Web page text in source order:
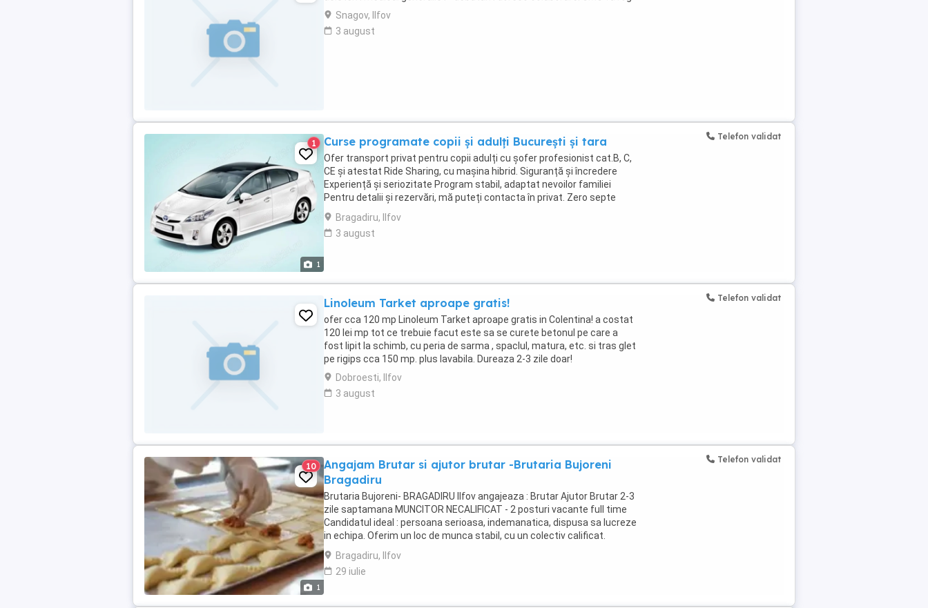
Snagov, Ilfov
3 august
1
1 Curse programate copii și adulți București și tara
Ofer transport privat pentru copii adulți cu șofer profesionist cat.B, C,
CE și atestat Ride Sharing, cu mașina hibrid. Siguranță și încredere
Experiență și seriozitate Program stabil, adaptat nevoilor familiei
Pentru detalii și rezervări, mă puteți contacta în privat. Zero septe
noua unu trei opt sase ...
Bragadiru, Ilfov
3 august
Telefon validat
Linoleum Tarket aproape gratis!
ofer cca 120 mp Linoleum Tarket aproape gratis in Colentina! a costat
120 lei mp tot ce trebuie facut este sa se curete betonul pe care a
fost lipit la schimb, cu peria de sarma , spaclul, matura, etc. si tras glet
pe rigips cca 150 mp. plus lavabila. Dureaza 2-3 zile doar!
Dobroesti, Ilfov
3 august
Telefon validat
1
10
Angajam Brutar si ajutor brutar -Brutaria Bujoreni
Bragadiru
Brutaria Bujoreni- BRAGADIRU Ilfov angajeaza : Brutar Ajutor Brutar 2-3
zile saptamana MUNCITOR NECALIFICAT - 2 posturi vacante full time
Candidatul ideal : persoana serioasa, indemanatica, dispusa sa lucreze
in echipa. Oferim un loc de munca stabil, cu un colectiv calificat.
CEREM ...
Bragadiru, Ilfov
29 iulie
Telefon validat